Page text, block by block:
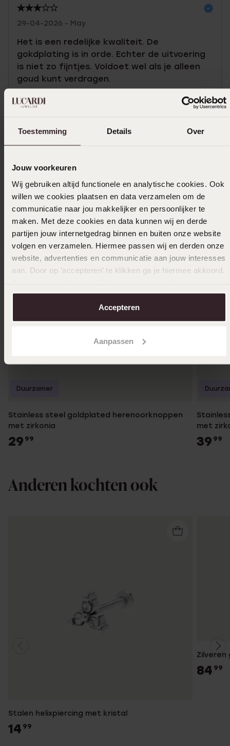
Toestemming Details Over
Jouw voorkeuren
Wij gebruiken altijd functionele en analytische cookies. Ook
willen we cookies plaatsen en data verzamelen om de
communicatie naar jou makkelijker en persoonlijker te
maken. Met deze cookies en data kunnen wij en derde
partijen jouw internetgedrag binnen en buiten onze website
volgen en verzamelen. Hiermee passen wij en derden onze
website, advertenties en communicatie aan jouw interesses
aan. Door op ‘accepteren’ te klikken ga je hiermee akkoord.
over in onscookiebeleid.
Accepteren
Aanpassen
29-04-2026 - May
Het is een redelijke kwaliteit. De
gokdplating is in orde. Echter de uitvoering
is niet zo fijntjes. Voldoet wel als je alleen
goud kunt verdragen.
Ook leuk voor jou
Stainless steel goldplated herenoorknoppen
met zirkonia
29 99
Duurzamer
met
39 99
Anderen kochten ook
Stalen helixpiercing met kristal
14 99
84 99